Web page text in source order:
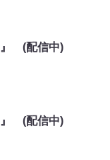
』 (配信中)
』 (配信中)